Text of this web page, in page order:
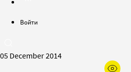
Войти
05 December 2014